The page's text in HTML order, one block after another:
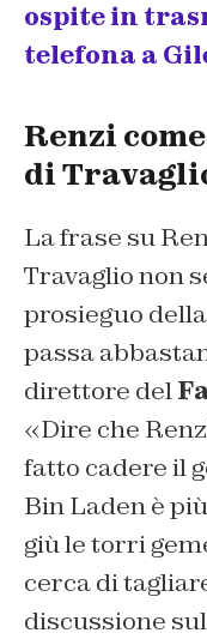
ospite in
telefona a
Renzi
di
La frase su
Travaglio non
prosieguo
passa
direttore del
«Dire che
fatto cadere il
Bin Laden è
giù le torri
cerca di
discussione